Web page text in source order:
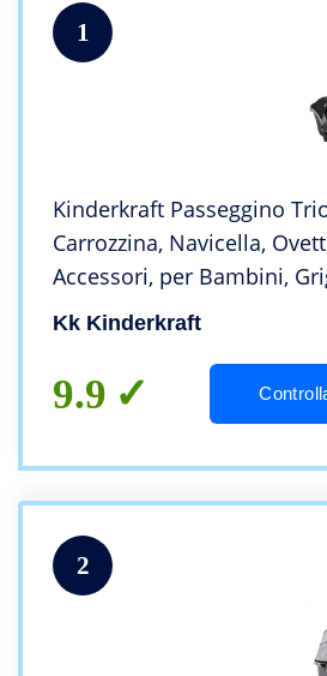
1
Kinderkraft Passeggino
Carrozzina, Navicella,
Accessori, per Bambini,
Kk Kinderkraft
9.9
2